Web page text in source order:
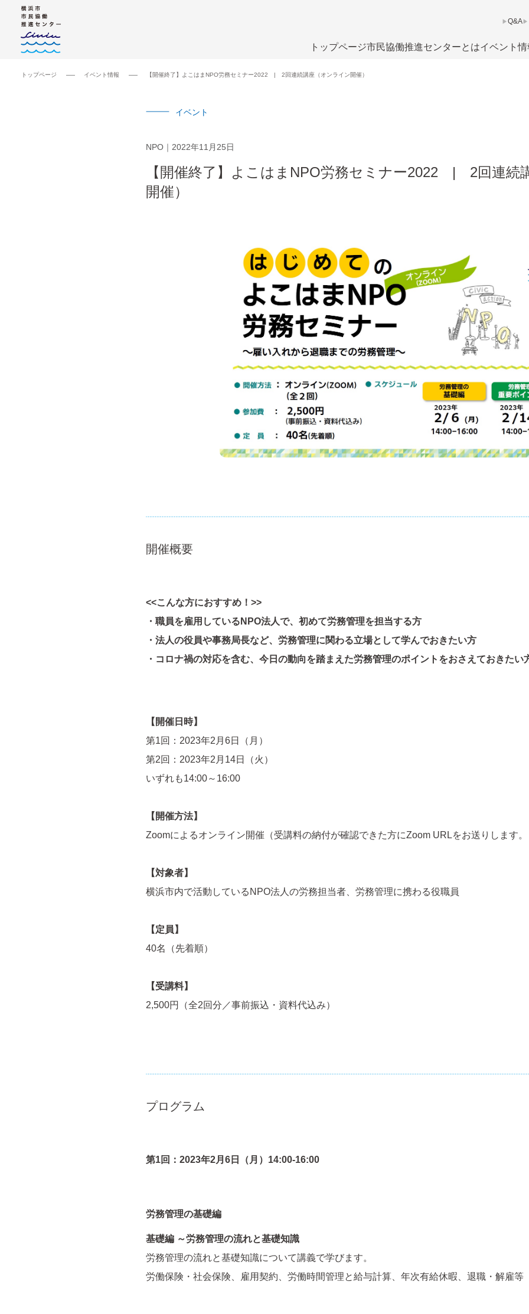
トップページ市民協働推進センターとはイベント情
Q&A
トップページ イベント情報 【開催終了】よこはまNPO労務セミナー2022 | 2回連続講座（オンライン開催）
イベント
NPO 2022年11月25日
【開催終了】よこはまNPO労務セミナー2022 | 2回連続
開催）
開催概要
<<こんな方におすすめ！>>
・職員を雇用しているNPO法人で、初めて労務管理を担当する方
・法人の役員や事務局長など、労務管理に関わる立場として学んでおきたい方
・コロナ禍の対応を含む、今日の動向を踏まえた労務管理のポイントをおさえておきたい
【開催日時】
第1回：2023年2月6日（月）
第2回：2023年2月14日（火）
いずれも14:00～16:00
【開催方法】
Zoomによるオンライン開催（受講料の納付が確認できた方にZoom URLをお送りします
【対象者】
横浜市内で活動しているNPO法人の労務担当者、労務管理に携わる役職員
【定員】
40名（先着順）
【受講料】
2,500円（全2回分／事前振込・資料代込み）
プログラム
第1回：2023年2月6日（月）14:00-16:00
労務管理の基礎編
基礎編 ～労務管理の流れと基礎知識
労務管理の流れと基礎知識について講義で学びます。
労働保険・社会保険、雇用契約、労働時間管理と給与計算、年次有給休暇、退職・解雇等